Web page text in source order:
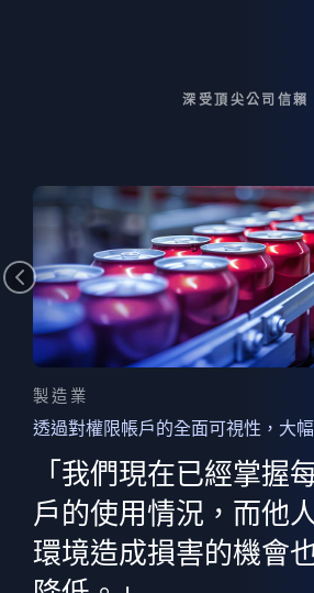
深受頂尖公司信賴
製造業
透過對權限帳戶的全面可視性，大
「我們現在已經掌握
戶的使用情況，而他
環境造成損害的機會